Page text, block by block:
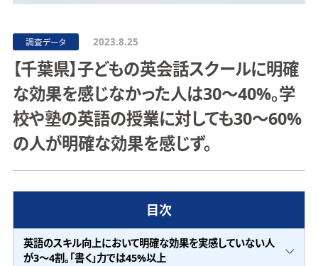
調査データ 2023.8.25
【千葉県】子どもの英会話スクールに明確
な効果を感じなかった人は30～40%。学
校や塾の英語の授業に対しても30～60%
の人が明確な効果を感じず。
目次
英語のスキル向上において明確な効果を実感していない人
が3～4割。「書く」力では45%以上